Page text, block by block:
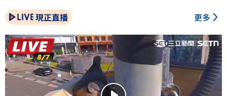
現正直播 更多